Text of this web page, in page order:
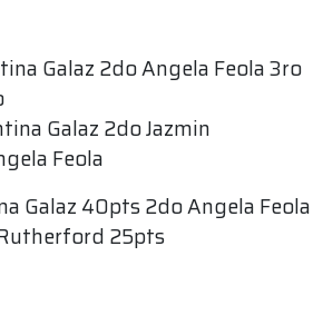
Galaz 2do Angela Feola 3ro
Galaz 2do Jazmin
Feola
Galaz 40pts 2do Angela Feola
25pts